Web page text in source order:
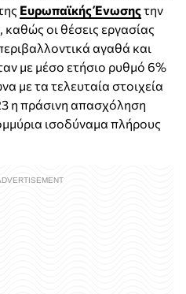
Ευρωπαϊκής Ένωσηςτην
καθώς οι θέσεις εργασίας
αγαθά και
με μέσο ετήσιο ρυθμό 6%
με τα τελευταία στοιχεία
η πράσινη απασχόληση
ισοδύναμα πλήρους